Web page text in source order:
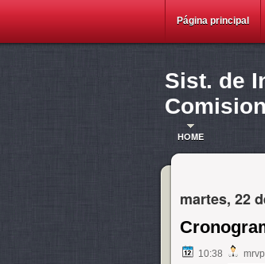
Página principal
Sist. de
HOME
martes, 22
10:38